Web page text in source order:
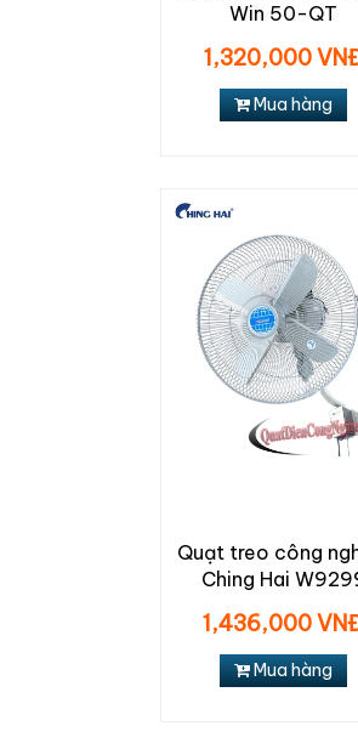
Win 50-QT
1,320,000
Mua hàng
Quạt treo công
Ching Hai
1,436,000
Mua hàng